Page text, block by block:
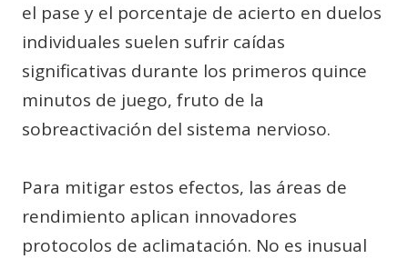
el pase y el porcentaje de acierto en duelos
individuales suelen sufrir caídas
significativas durante los primeros quince
minutos de juego, fruto de la
sobreactivación del sistema nervioso.
Para mitigar estos efectos, las áreas de
rendimiento aplican innovadores
protocolos de aclimatación. No es inusual